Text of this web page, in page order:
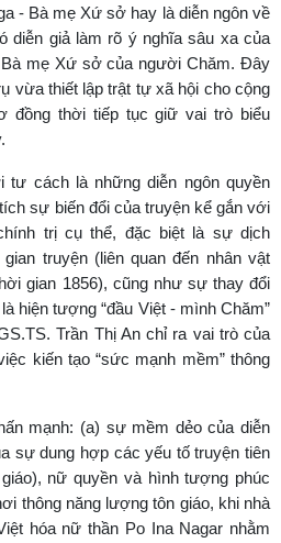
- Bà mẹ Xứ sở hay là diễn ngôn về
diễn giả làm rõ ý nghĩa sâu xa của
Bà mẹ Xứ sở của người Chăm. Đây
vừa thiết lập trật tự xã hội cho cộng
đồng thời tiếp tục giữ vai trò biểu
tư cách là những diễn ngôn quyền
sự biến đổi của truyện kể gắn với
trị cụ thể, đặc biệt là sự dịch
truyện (liên quan đến nhân vật
gian 1856), cũng như sự thay đổi
hiện tượng “đầu Việt - mình Chăm”
Trần Thị An chỉ ra vai trò của
kiến tạo “sức mạnh mềm” thông
mạnh: (a) sự mềm dẻo của diễn
sự dung hợp các yếu tố truyện tiên
nữ quyền và hình tượng phúc
thông năng lượng tôn giáo, khi nhà
hóa nữ thần Po Ina Nagar nhằm